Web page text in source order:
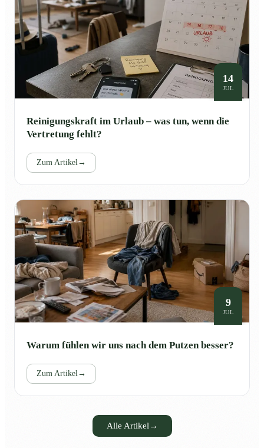
14
JUL
Reinigungskraft im Urlaub – was tun, wenn die
Vertretung fehlt?
Zum Artikel→
9
JUL
Warum fühlen wir uns nach dem Putzen besser?
Zum Artikel→
Alle Artikel→